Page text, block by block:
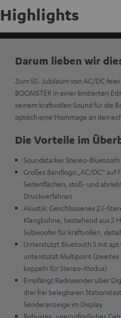
Highlights
Darum lieben wir
Zum 50. Jubiläum von AC/DC
BOOMSTER in einer limitierten
seinem kraftvollen Sound für die
optisch eine Hommage an den
Die Vorteile im
Soundstarker Stereo-
Großes Bandlogo „AC/DC“
Seitenflächen, stoß- und
Druckverfahren
Akustik: Geschlossenes 2.1-
Klangbühne, bestehend aus
Subwoofer für kraftvollen,
Unterstützt Bluetooth 5 mit
unterstützt Multipoint (zweites
koppeln für Stereo-Modus)
Empfängt Radiosender über
drei frei belegbaren
Senderanzeige im Display
Robustes, unempfindliches